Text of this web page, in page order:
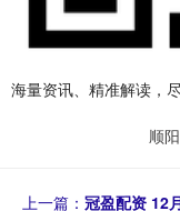
海量资讯、精准解读，
顺
上一篇： 冠盈配资 12